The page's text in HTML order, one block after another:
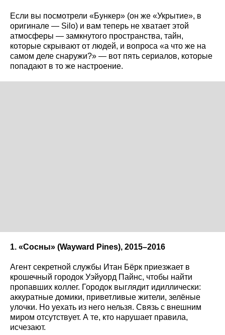
Если вы посмотрели «Бункер» (он же «Укрытие», в
оригинале — Silo) и вам теперь не хватает этой
атмосферы — замкнутого пространства, тайн,
которые скрывают от людей, и вопроса «а что же на
самом деле снаружи?» — вот пять сериалов, которые
попадают в то же настроение.
1. «Сосны» (Wayward Pines), 2015–2016
Агент секретной службы Итан Бёрк приезжает в
крошечный городок Уэйуорд Пайнс, чтобы найти
пропавших коллег. Городок выглядит идиллически:
аккуратные домики, приветливые жители, зелёные
улочки. Но уехать из него нельзя. Связь с внешним
миром отсутствует. А те, кто нарушает правила,
исчезают.